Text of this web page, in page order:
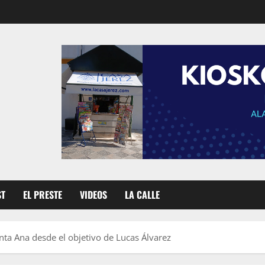
EL PRESTE VIDEOS LA CALLE
Ana desde el objetivo de Lucas Álvarez